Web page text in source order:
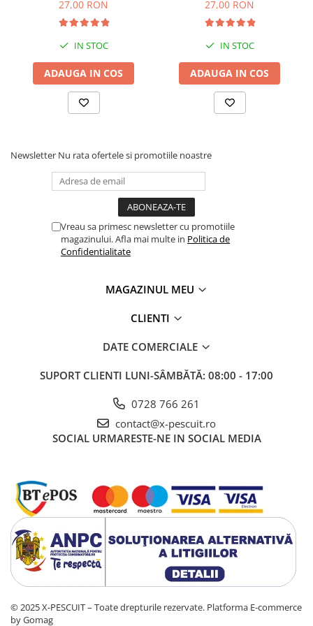
hidrateze complet. Dacă pescuiți în ape cu adâncime mare,
crește gradul de colare. O greșeală comună este utilizarea
nadei imediat după prima umectare; fără o hidratare
corectă de minim 20 de minute, particulele vor pluti,
dispersând peștii de pe vad.
27,00 RON
IN STOC
ADAUGA IN COS
27,00 RON
IN STOC
ADAUGA IN COS
Newsletter Nu rata ofertele si promotiile noastre
Vreau sa primesc newsletter cu promotiile
magazinului. Afla mai multe in Politica de
Confidentialitate
MAGAZINUL MEU
CLIENTI
DATE COMERCIALE
SUPORT CLIENTI LUNI-SÂMBĂTĂ: 08:00 - 17:00
0728 766 261
contact@x-pescuit.ro
SOCIAL URMARESTE-NE IN SOCIAL MEDIA
© 2025 X-PESCUIT – Toate drepturile rezervate. Platforma E-commerce
by Gomag